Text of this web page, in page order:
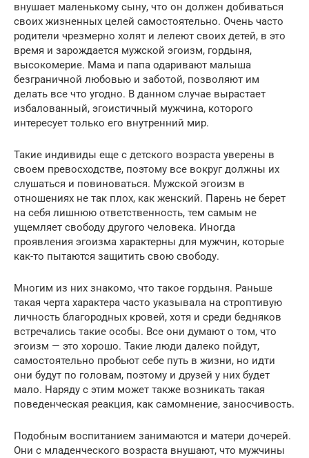
внушает маленькому сыну, что он должен добиваться
своих жизненных целей самостоятельно. Очень часто
родители чрезмерно холят и лелеют своих детей, в это
время и зарождается мужской эгоизм, гордыня,
высокомерие. Мама и папа одаривают малыша
безграничной любовью и заботой, позволяют им
делать все что угодно. В данном случае вырастает
избалованный, эгоистичный мужчина, которого
интересует только его внутренний мир.
Такие индивиды еще с детского возраста уверены в
своем превосходстве, поэтому все вокруг должны их
слушаться и повиноваться. Мужской эгоизм в
отношениях не так плох, как женский. Парень не берет
на себя лишнюю ответственность, тем самым не
ущемляет свободу другого человека. Иногда
проявления эгоизма характерны для мужчин, которые
как-то пытаются защитить свою свободу.
Многим из них знакомо, что такое гордыня. Раньше
такая черта характера часто указывала на строптивую
личность благородных кровей, хотя и среди бедняков
встречались такие особы. Все они думают о том, что
эгоизм — это хорошо. Такие люди далеко пойдут,
самостоятельно пробьют себе путь в жизни, но идти
они будут по головам, поэтому и друзей у них будет
мало. Наряду с этим может также возникать такая
поведенческая реакция, как самомнение, заносчивость.
Подобным воспитанием занимаются и матери дочерей.
Они с младенческого возраста внушают, что мужчины